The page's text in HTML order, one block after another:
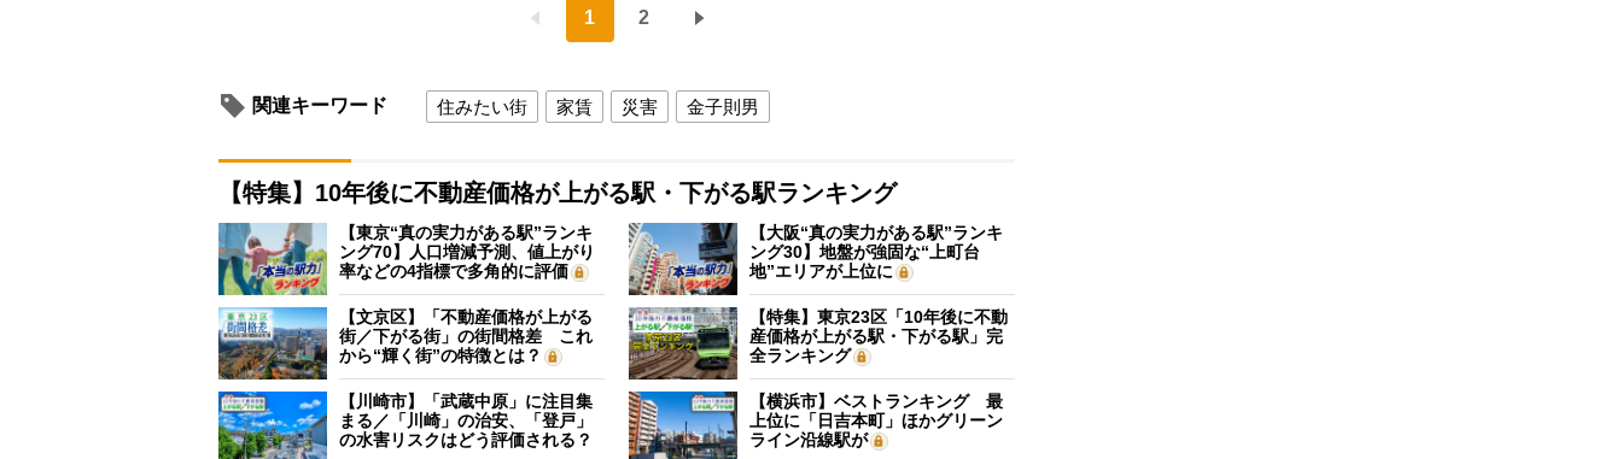
1 2
関連キーワード 住みたい街 家賃 災害 金子則男
【特集】10年後に不動産価格が上がる駅・下がる駅ランキング
【東京“真の実力がある駅”ランキ
ング70】人口増減予測、値上がり
率などの4指標で多角的に評価
【大阪“真の実力がある駅”ランキ
ング30】地盤が強固な“上町台
地”エリアが上位に
【文京区】「不動産価格が上がる
街／下がる街」の街間格差 これ
から“輝く街”の特徴とは？
【特集】東京23区「10年後に不動
産価格が上がる駅・下がる駅」完
全ランキング
【川崎市】「武蔵中原」に注目集
まる／「川崎」の治安、「登戸」
の水害リスクはどう評価される？
【横浜市】ベストランキング 最
上位に「日吉本町」ほかグリーン
ライン沿線駅が